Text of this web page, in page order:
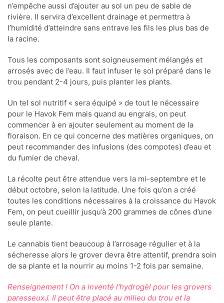
n’empêche aussi d’ajouter au sol un peu de sable de
rivière. Il servira d’excellent drainage et permettra à
l’humidité d’atteindre sans entrave les fils les plus bas de
la racine.
Tous les composants sont soigneusement mélangés et
arrosés avec de l’eau. Il faut infuser le sol préparé dans le
trou pendant 2-4 jours, puis planter les plants.
Un tel sol nutritif « sera équipé » de tout le nécessaire
pour le Havok Fem mais quand au engrais, on peut
commencer à en ajouter seulement au moment de la
floraison. En ce qui concerne des matières organiques, on
peut recommander des infusions (des compotes) d’eau et
du fumier de cheval.
La récolte peut être attendue vers la mi-septembre et le
début octobre, selon la latitude. Une fois qu’on a créé
toutes les conditions nécessaires à la croissance du Havok
Fem, on peut cueillir jusqu’à 200 grammes de cônes d’une
seule plante.
Le cannabis tient beaucoup à l’arrosage régulier et à la
sécheresse alors le grover devra être attentif, prendra soin
de sa plante et la nourrir au moins 1-2 fois par semaine.
Renseignement ! On a inventé l’hydrogèl pour les grovers
paresseuxJ. Il peut être placé au milieu du trou et la